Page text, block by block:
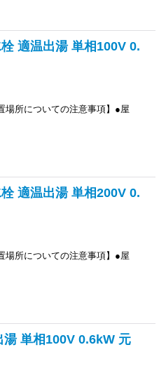
適温出湯 単相100V 0.
場所についての注意事項】●屋
適温出湯 単相200V 0.
場所についての注意事項】●屋
単相100V 0.6kW 元